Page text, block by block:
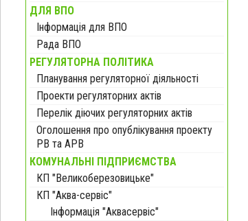
ДЛЯ ВПО
Інформація для ВПО
Рада ВПО
РЕГУЛЯТОРНА ПОЛІТИКА
Планування регуляторної діяльності
Проекти регуляторних актів
Перелік діючих регуляторних актів
Оголошення про опублікування проекту
РВ та АРВ
КОМУНАЛЬНІ ПІДПРИЄМСТВА
КП "Великоберезовицьке"
КП "Аква-сервіс"
Інформація "Аквасервіс"